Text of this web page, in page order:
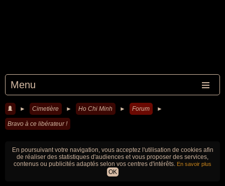
Menu
► Cimetière ► Ho Chi Minh ► Forum ►
Bravo à ce libérateur !
En poursuivant votre navigation, vous acceptez l'utilisation de cookies afin
de réaliser des statistiques d'audiences et vous proposer des services,
contenus ou publicités adaptés selon vos centres d'intérêts. En savoir plus
OK